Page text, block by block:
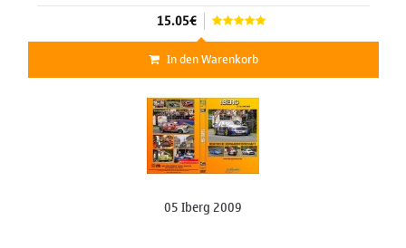
15.05€
In den Warenkorb
05 Iberg 2009